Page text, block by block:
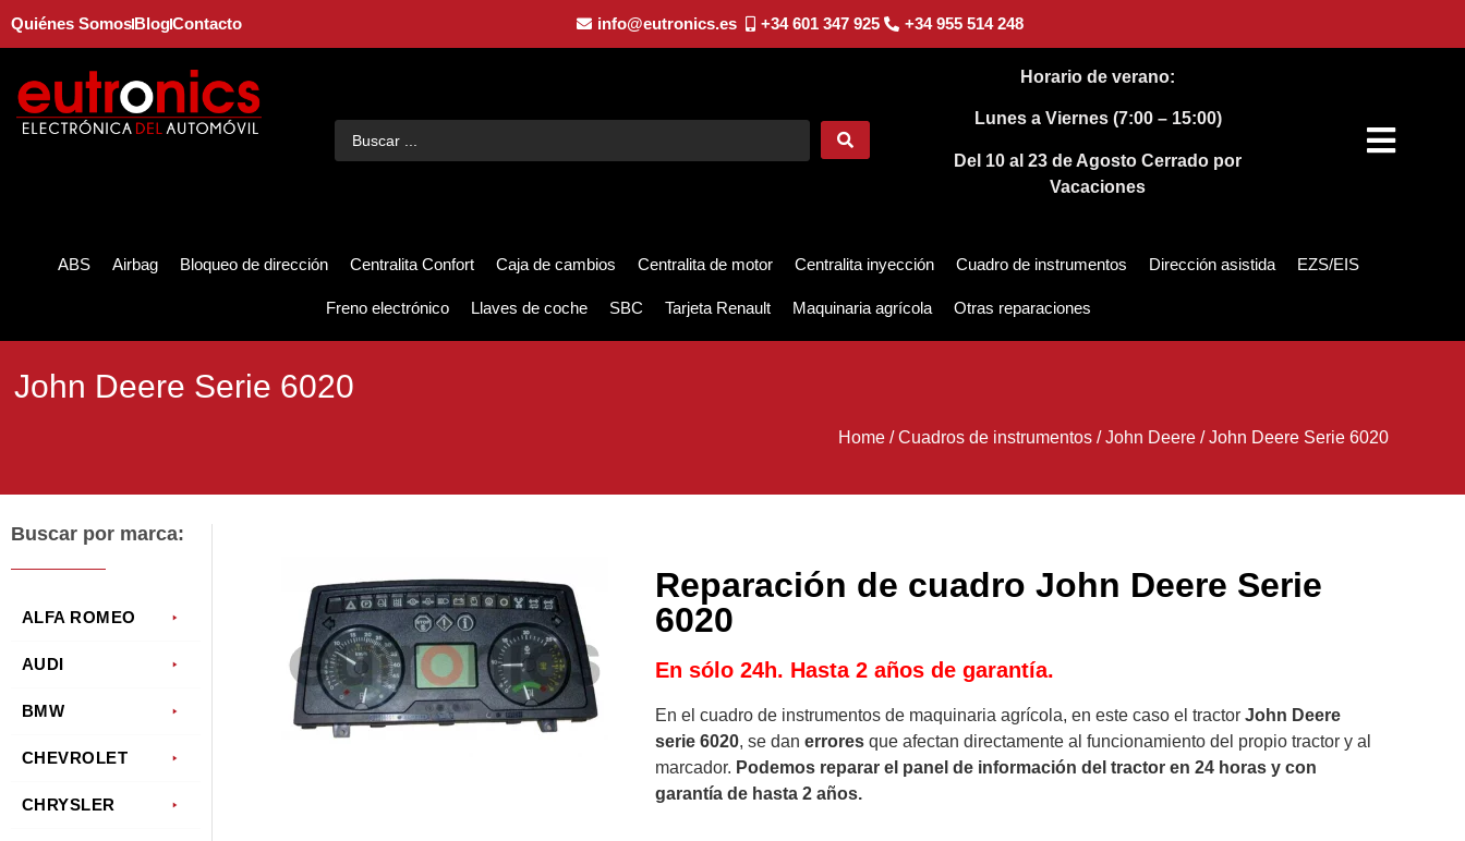
Quiénes SomosBlogContacto info@eutronics.es +34 601 347 925 +34 955 514 248
Horario de verano:
Lunes a Viernes (7:00 – 15:00)
Del 10 al 23 de AgostoCerrado por
Vacaciones
ABS Airbag Bloqueo de dirección Centralita Confort Caja de cambios Centralita de motor Centralita inyección Cuadro de instrumentos Dirección asistida EZS/EIS
Freno electrónico Llaves de coche SBC Tarjeta Renault Maquinaria agrícola Otras reparaciones
John Deere Serie 6020
Home /Cuadros de instrumentos /John Deere /John Deere Serie 6020
Buscar por marca:
ALFA ROMEO
AUDI
BMW
CHEVROLET
CHRYSLER
Reparación de cuadro John Deere Serie
6020
En sólo 24h. Hasta 2 años de garantía.
En el cuadro de instrumentos de maquinaria agrícola, en este caso el tractor John Deere
serie 6020, se dan erroresque afectan directamente al funcionamiento del propio tractor y al
marcador. Podemos reparar el panel de información del tractor en 24 horas y con
garantía de hasta 2 años.